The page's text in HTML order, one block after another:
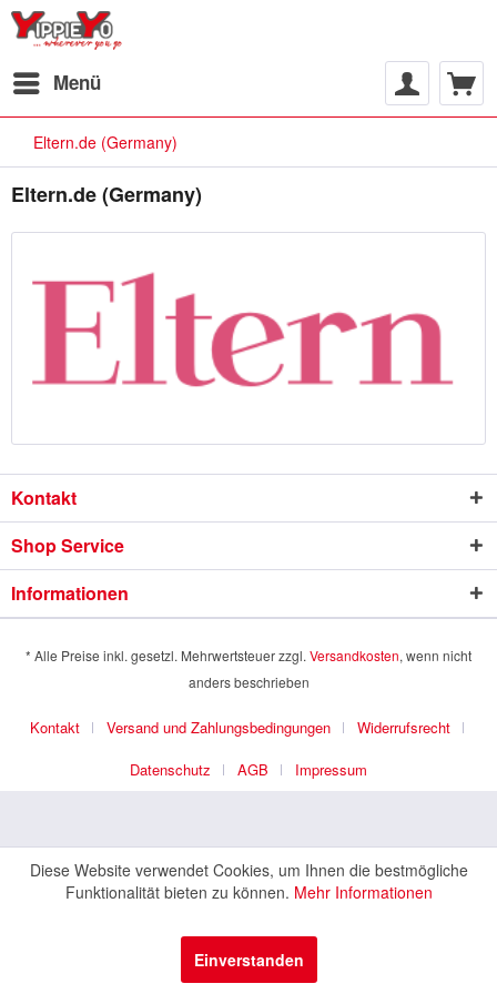
Menü
Eltern.de (Germany)
Eltern.de (Germany)
Kontakt
Shop Service
Informationen
* Alle Preise inkl. gesetzl. Mehrwertsteuer zzgl. Versandkosten, wenn nicht
anders beschrieben
Kontakt Versand und Zahlungsbedingungen
Widerrufsrecht
Datenschutz
AGB Impressum
Diese Website verwendet Cookies, um Ihnen die bestmögliche
Funktionalität bieten zu können. Mehr Informationen
Einverstanden